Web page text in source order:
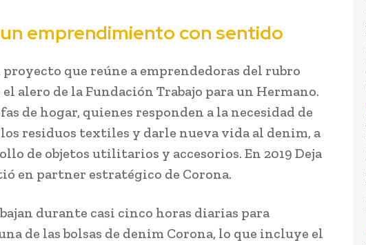
emprendimiento con sentido
proyecto que reúne a emprendedoras del rubro
alero de la Fundación Trabajo para un Hermano.
de hogar, quienes responden a la necesidad de
los residuos textiles y darle nueva vida al denim, a
de objetos utilitarios y accesorios. En 2019 Deja
en partner estratégico de Corona.
durante casi cinco horas diarias para
de las bolsas de denim Corona, lo que incluye el